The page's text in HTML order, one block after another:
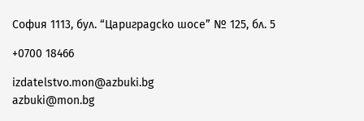
София 1113, бул. “Цариградско шосе” № 125, бл. 5
+0700 18466
izdatelstvo.mon@azbuki.bg
azbuki@mon.bg